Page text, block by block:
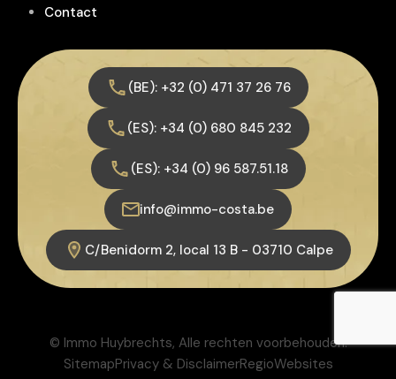
Contact
(BE): +32 (0) 471 37 26 76
(ES): +34 (0) 680 845 232
(ES): +34 (0) 96 587.51.18
info@immo-costa.be
C/Benidorm 2, local 13 B - 03710 Calpe
© Immo Huybrechts, Alle rechten voorbehouden.
SitemapPrivacy & DisclaimerRegioWebsites